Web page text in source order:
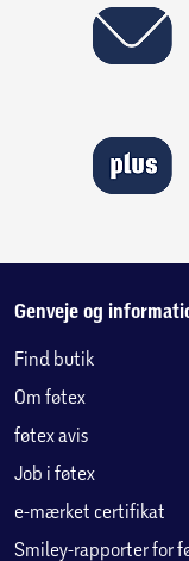
Genveje og
Find butik
Om føtex
føtex avis
Job i føtex
e-mærket certifikat
Smiley-rapporter for